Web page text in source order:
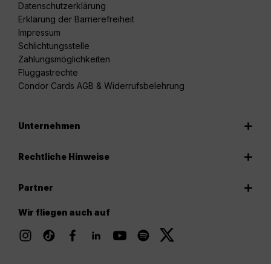
Datenschutzerklärung
Erklärung der Barrierefreiheit
Impressum
Schlichtungsstelle
Zahlungsmöglichkeiten
Fluggastrechte
Condor Cards AGB & Widerrufsbelehrung
Unternehmen
Rechtliche Hinweise
Partner
Wir fliegen auch auf